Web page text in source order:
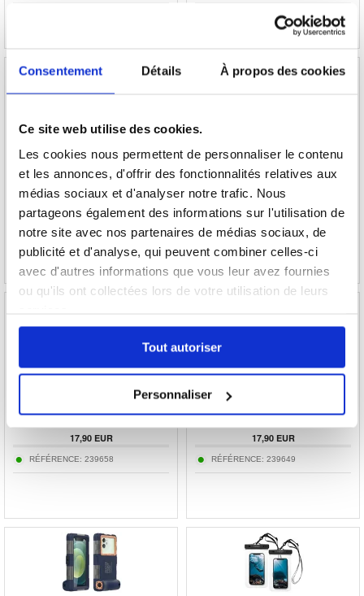
Consentement Détails À propos des cookies
Ce site web utilise des cookies.
Les cookies nous permettent de personnaliser le contenu
et les annonces, d'offrir des fonctionnalités relatives aux
médias sociaux et d'analyser notre trafic. Nous
partageons également des informations sur l'utilisation de
notre site avec nos partenaires de médias sociaux, de
publicité et d'analyse, qui peuvent combiner celles-ci
avec d'autres informations que vous leur avez fournies
ou qu'ils ont collectées lors de votre utilisation de leurs
Tout autoriser
Personnaliser
Coque Samsung Galaxy Xcover 5 en TPU -
Coque Samsung Galaxy Xcover 5 en TPU -
Coque Samsung Galaxy Xcover 5 en TPU -
Tournesol
17,90EUR
RÉFÉRENCE: 239658
Coque Samsung Galaxy Xcover 5 en TPU -
Tropical
17,90EUR
RÉFÉRENCE: 239649